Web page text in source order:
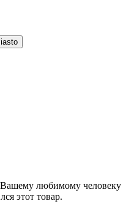
любимому человеку
этот товар.